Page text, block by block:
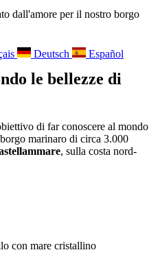
Deutsch Español
dall'amore per il nostro borgo
le bellezze di
di far conoscere al mondo
marinaro di circa 3.000
, sulla costa nord-
con mare cristallino